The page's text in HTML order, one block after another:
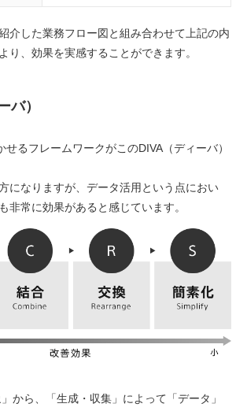
介した業務フロー図と組み合わせて上記の内
り、効果を実感することができます。
バ）
るフレームワークがこのDIVA（ディーバ）
になりますが、データ活用という点におい
非常に効果があると感じています。
から、「生成・収集」によって「データ」